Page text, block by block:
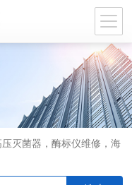
灭菌器，酶标仪维修，海